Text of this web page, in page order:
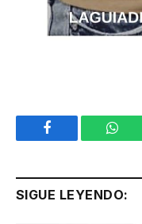
Facebook
SIGUE LEYENDO: